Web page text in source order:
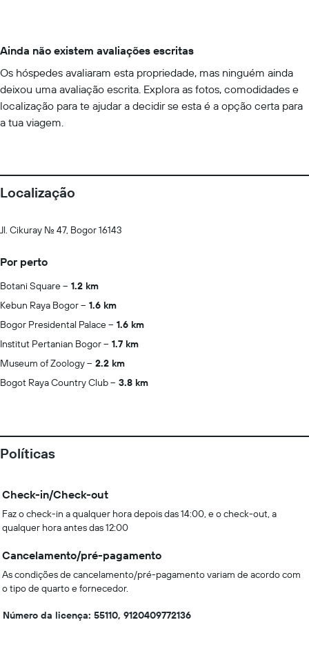
Ainda não existem avaliações escritas
Os hóspedes avaliaram esta propriedade, mas ninguém ainda
deixou uma avaliação escrita. Explora as fotos, comodidades e
localização para te ajudar a decidir se esta é a opção certa para
a tua viagem.
Localização
Jl. Cikuray No. 47, Bogor 16143
Por perto
Botani Square
1.2 km
Kebun Raya Bogor
1.6 km
Bogor Presidental Palace
1.6 km
Institut Pertanian Bogor
1.7 km
Museum of Zoology
2.2 km
Bogot Raya Country Club
3.8 km
Políticas
Check-in/Check-out
Faz o check-in a qualquer hora depois das 14:00, e o check-out, a
qualquer hora antes das 12:00
Cancelamento/pré-pagamento
As condições de cancelamento/pré-pagamento variam de acordo com
o tipo de quarto e fornecedor.
Número da licença: 55110, 9120409772136